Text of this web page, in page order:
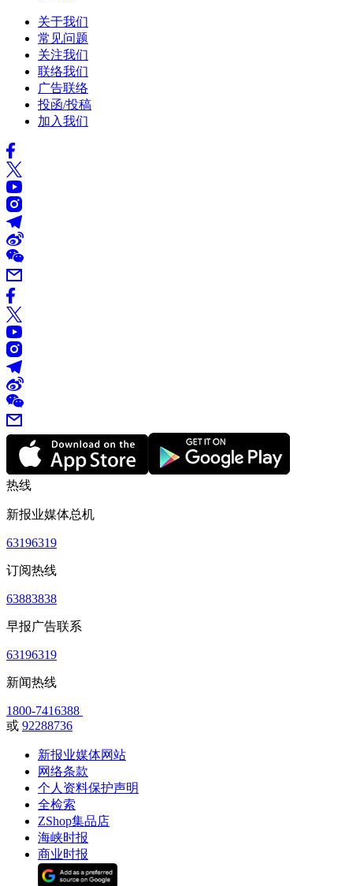
关于我们
常见问题
关注我们
联络我们
广告联络
投函/投稿
加入我们
热线
新报业媒体总机
63196319
订阅热线
63883838
早报广告联系
63196319
新闻热线
1800-7416388
或 92288736
新报业媒体网站
网络条款
个人资料保护声明
全检索
ZShop集品店
海峡时报
商业时报